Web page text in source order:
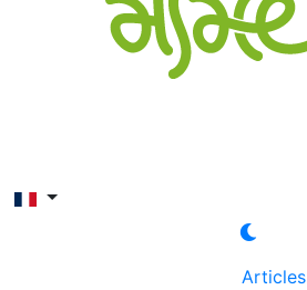
Articles